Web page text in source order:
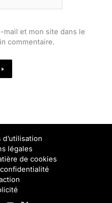
mail et mon site dans le
commentaire.
légales
de cookies